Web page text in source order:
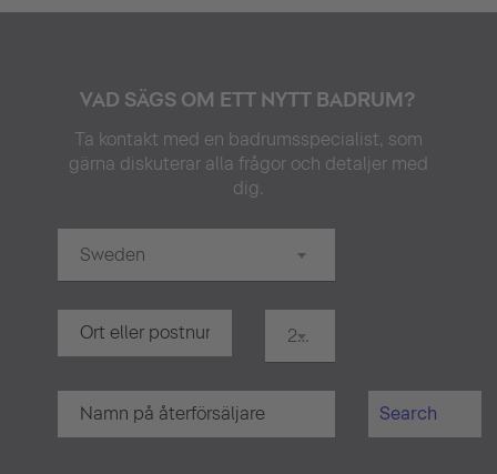
VAD SÄGS OM ETT NYTT BADRUM?
Ta kontakt med en badrumsspecialist, som
gärna diskuterar alla frågor och detaljer med
dig.
Sweden
20 km
Search